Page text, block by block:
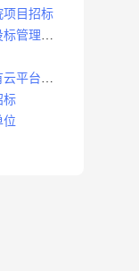
项目招标
管理办
平台扩
标
位